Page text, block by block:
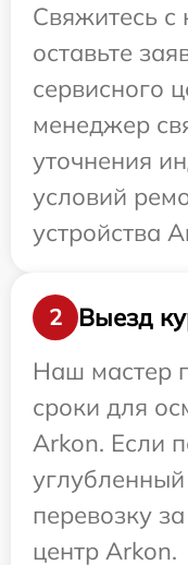
Свяжитесь с
оставьте
сервисного
менеджер
уточнения
условий
устройства
2
Выезд
Наш мастер
сроки для
Arkon. Если
перевозку
центр Arkon.